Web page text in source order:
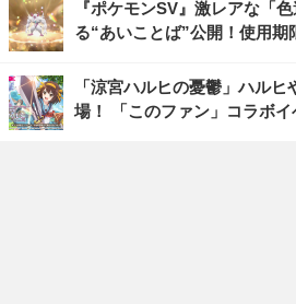
『ポケモンSV』激レアな「
る“あいことば”公開！使用期
「涼宮ハルヒの憂鬱」ハル
場！ 「このファン」コラボイ